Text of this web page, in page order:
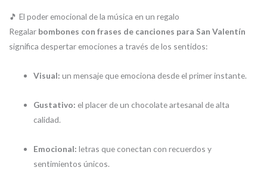
🎵 El poder emocional de la música en un regalo
Regalar bombones con frases de canciones para San Valentín
significa despertar emociones a través de los sentidos:
Visual: un mensaje que emociona desde el primer instante.
Gustativo: el placer de un chocolate artesanal de alta
calidad.
Emocional: letras que conectan con recuerdos y
sentimientos únicos.